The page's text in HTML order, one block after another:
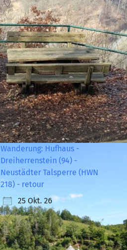
Wanderung: Hufhaus -
Dreiherrenstein (94) -
Neustädter Talsperre (HWN
218) - retour
25 Okt. 26